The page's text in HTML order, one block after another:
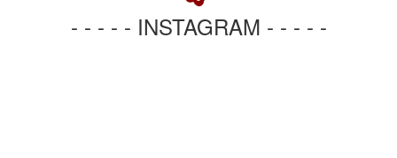
- - - - - INSTAGRAM - - - - -